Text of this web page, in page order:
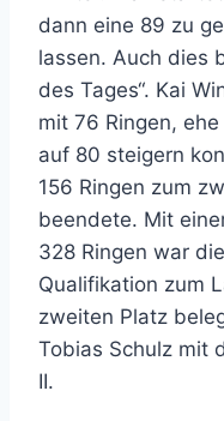
dann eine 89 zu
lassen. Auch dies
des Tages“. Kai
mit 76 Ringen,
auf 80 steigern
156 Ringen zum
beendete. Mit
328 Ringen war
Qualifikation zum
zweiten Platz
Tobias Schulz mit
II.